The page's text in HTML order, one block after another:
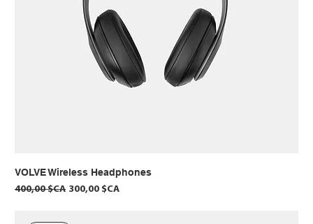
VOLVE Wireless Headphones
Prix original
400,00 $CA Prix promotionnel
300,00 $CA